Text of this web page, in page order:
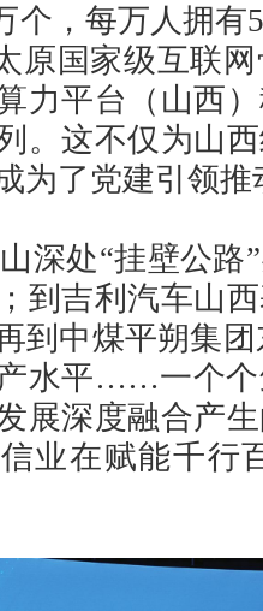
个，每万人拥
原国家级互联
力平台（山西
。这不仅为山
为了党建引领
深处“挂壁公路
到吉利汽车山
到中煤平朔集
水平……一个个
展深度融合产
业在赋能千行